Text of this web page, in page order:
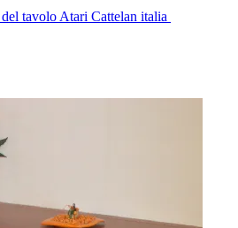
tavolo Atari Cattelan italia